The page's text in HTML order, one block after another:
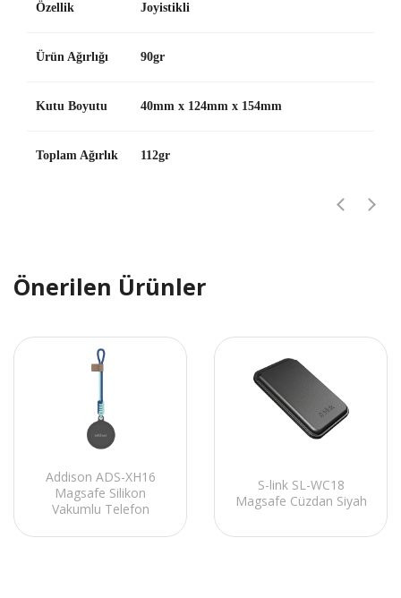
Özellik Joyistikli
Ürün Ağırlığı 90gr
Kutu Boyutu 40mm x 124mm x 154mm
Toplam Ağırlık 112gr
Önerilen Ürünler
Addison ADS-XH16
Magsafe Silikon
Vakumlu Telefon
S-link SL-WC18
Magsafe Cüzdan Siyah